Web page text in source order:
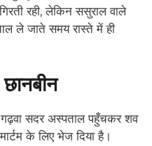
रही, लेकिन ससुराल वाले
ले जाते समय रास्ते में ही
सदर अस्पताल पहुँचकर शव
के लिए भेज दिया है।